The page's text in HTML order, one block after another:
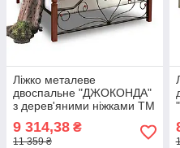
Ліжко металеве
двоспальне "ДЖОКОНДА"
з дерев'яними ніжками ТМ
9 314,38 ₴
11 359 ₴